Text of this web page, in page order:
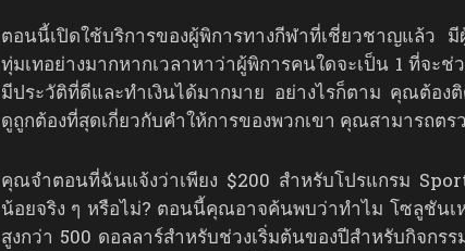
ตอนนี้เปิดใช้บริการของผู้พิการทางกีฬาที่เชี่ยวชาญแล้ว
ทุ่มเทอย่างมากหากเวลาหาว่าผู้พิการคนใดจะเป็น 1 ที่จะ
มีประวัติที่ดีและทำเงินได้มากมาย อย่างไรก็ตาม คุณต้อ
ดูถูกต้องที่สุดเกี่ยวกับคำให้การของพวกเขา คุณสามารถตร
คุณจำตอนที่ฉันแจ้งว่าเพียง $200 สำหรับโปรแกรม
น้อยจริง ๆ หรือไม่? ตอนนี้คุณอาจค้นพบว่าทำไม โซลูชัน
สูงกว่า 500 ดอลลาร์สำหรับช่วงเริ่มต้นของปีสำหรับกิจกร